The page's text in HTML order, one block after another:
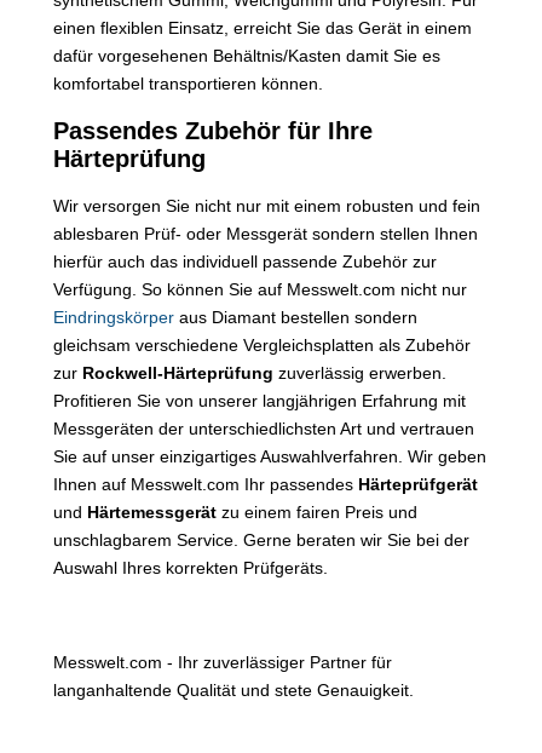
einen flexiblen Einsatz, erreicht Sie das Gerät in einem
dafür vorgesehenen Behältnis/Kasten damit Sie es
komfortabel transportieren können.
Passendes Zubehör für Ihre
Härteprüfung
Wir versorgen Sie nicht nur mit einem robusten und fein
ablesbaren Prüf- oder Messgerät sondern stellen Ihnen
hierfür auch das individuell passende Zubehör zur
Verfügung. So können Sie auf Messwelt.com nicht nur
Eindringskörper aus Diamant bestellen sondern
gleichsam verschiedene Vergleichsplatten als Zubehör
zur Rockwell-Härteprüfung zuverlässig erwerben.
Profitieren Sie von unserer langjährigen Erfahrung mit
Messgeräten der unterschiedlichsten Art und vertrauen
Sie auf unser einzigartiges Auswahlverfahren. Wir geben
Ihnen auf Messwelt.com Ihr passendes Härteprüfgerät
und Härtemessgerät zu einem fairen Preis und
unschlagbarem Service. Gerne beraten wir Sie bei der
Auswahl Ihres korrekten Prüfgeräts.
Messwelt.com - Ihr zuverlässiger Partner für
langanhaltende Qualität und stete Genauigkeit.